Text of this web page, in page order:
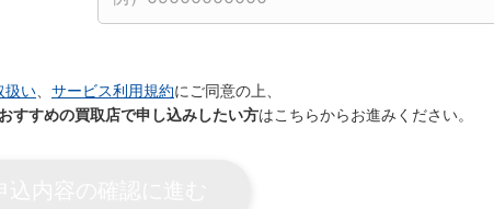
扱い サービス利用規約にご同意の上、
すすめの買取店で申し込みしたい方はこちらからお進みください。